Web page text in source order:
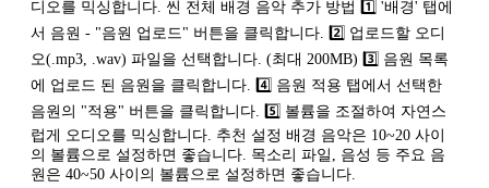
디오를 믹싱합니다. 씬 전체 배경 음악 추가 방법 1️⃣ '배경' 탭에
서 음원 - "음원 업로드" 버튼을 클릭합니다. 2️⃣ 업로드할 오디
오(.mp3, .wav) 파일을 선택합니다. (최대 200MB) 3️⃣ 음원 목록
에 업로드 된 음원을 클릭합니다. 4️⃣ 음원 적용 탭에서 선택한
음원의 "적용" 버튼을 클릭합니다. 5️⃣ 볼륨을 조절하여 자연스
럽게 오디오를 믹싱합니다. 추천 설정 배경 음악은 10~20 사이
의 볼륨으로 설정하면 좋습니다. 목소리 파일, 음성 등 주요 음
원은 40~50 사이의 볼륨으로 설정하면 좋습니다.